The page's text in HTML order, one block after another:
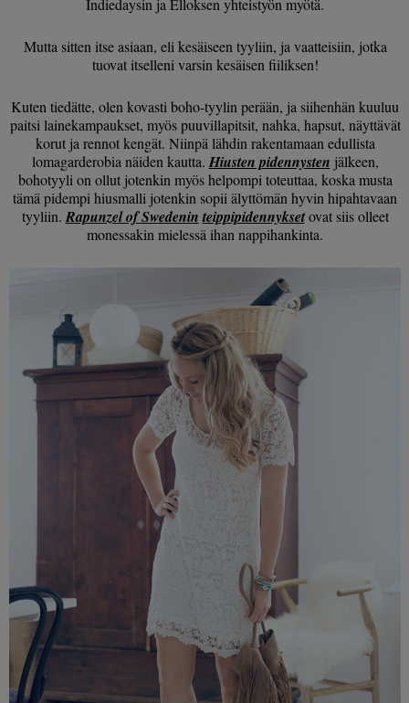
Indiedaysin ja Elloksen yhteistyön myötä.
Mutta sitten itse asiaan, eli kesäiseen tyyliin, ja vaatteisiin, jotka
tuovat itselleni varsin kesäisen fiiliksen!
Kuten tiedätte, olen kovasti boho-tyylin perään, ja siihenhän kuuluu
paitsi lainekampaukset, myös puuvillapitsit, nahka, hapsut, näyttävät
korut ja rennot kengät. Niinpä lähdin rakentamaan edullista
lomagarderobia näiden kautta. Hiusten pidennysten jälkeen,
bohotyyli on ollut jotenkin myös helpompi toteuttaa, koska musta
tämä pidempi hiusmalli jotenkin sopii älyttömän hyvin hipahtavaan
tyyliin. Rapunzel of Swedenin teippipidennyksetovat siis olleet
monessakin mielessä ihan nappihankinta.